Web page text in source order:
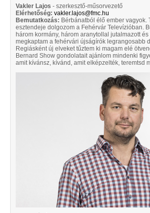
Vakler Lajos - szerkesztő-műsorvezető
Elérhetőség: vakler.lajos@fmc.hu
Bemutatkozás: Bérbánatból élő ember vagyok.
esztendeje dolgozom a Fehérvár Televízióban.
három kormány, három aranytollal jutalmazott
megkaptam a fehérvári újságírók legrangosabb
Regiásként új elveket tűztem ki magam elé
Bernard Show gondolatait ajánlom mindenki
amit kívánsz, kívánd, amit elképzelték, teremtsd